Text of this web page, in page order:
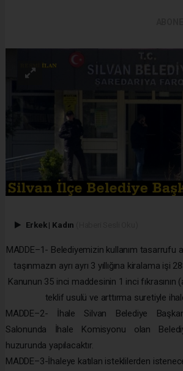
Erkek | Kadın
MADDE–1- Belediyemizin kullanım tasarrufu
taşınmazın ayrı ayrı 3 yıllığına kiralama işi
Kanunun 35 inci maddesinin 1 inci fıkrasının
teklif usulü ve arttırma suretiyle
MADDE–2- İhale Silvan Belediye
Salonunda İhale Komisyonu olan
huzurunda yapılacaktır.
MADDE–3-İhaleye katılan isteklilerden